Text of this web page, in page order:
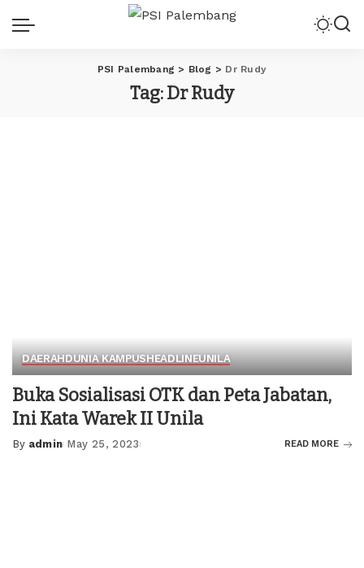
PSI Palembang > Blog > Dr Rudy
Tag:Dr Rudy
DAERAHDUNIA KAMPUSHEADLINEUNILA
Buka Sosialisasi OTK dan Peta Jabatan,
Ini Kata Warek II Unila
Posted
By admin May 25, 2023 READ MORE